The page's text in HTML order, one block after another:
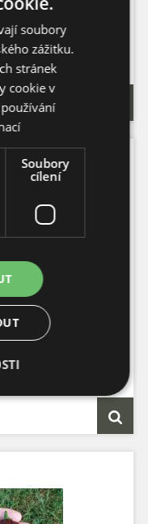
ks
SHU
cm
ks
SHU
soubory
zážitku.
stránek
cookie v
Soubory
cílení